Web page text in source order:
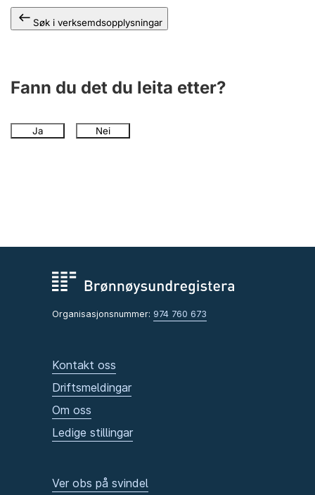
Søk i verksemdsopplysningar
Fann du det du leita etter?
Ja Nei
Organisasjonsnummer: 974 760 673
Kontakt oss
Driftsmeldingar
Om oss
Ledige stillingar
Ver obs på svindel